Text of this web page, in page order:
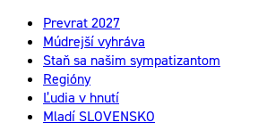
Prevrat 2027
Múdrejší vyhráva
Staň sa našim sympatizantom
Regióny
Ľudia v hnutí
Mladí SLOVENSKO